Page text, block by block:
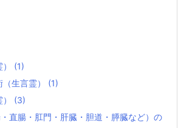
(1)
生言霊） (1)
(3)
直腸・肛門・肝臓・胆道・膵臓など）の